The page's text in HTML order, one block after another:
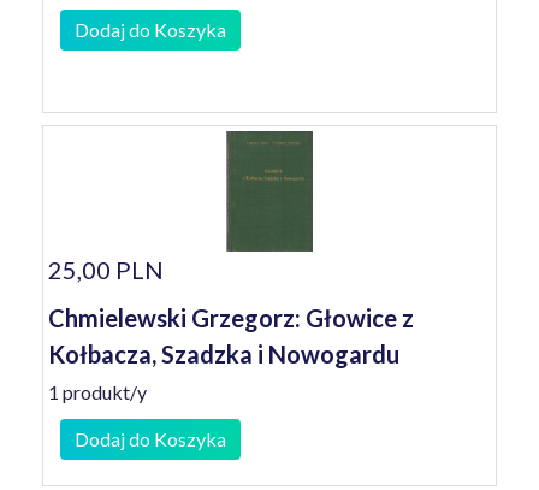
Dodaj do Koszyka
25,00 PLN
Chmielewski Grzegorz: Głowice z
Kołbacza, Szadzka i Nowogardu
1 produkt/y
Dodaj do Koszyka